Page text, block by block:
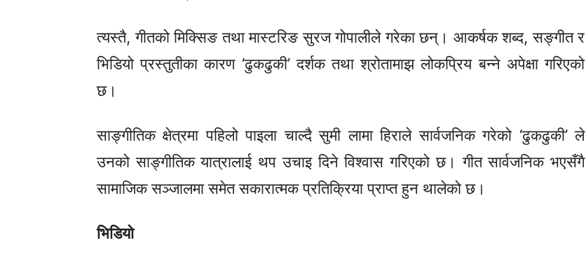
त्यस्तै, गीतको मिक्सिङ तथामास्टरिङ सुरजगोपालीले गरेका छन्। आकर्षक शब्द, सङ्गीत र
भिडियो प्रस्तुतीका कारण ‘ढुकढुकी’ दर्शक तथा श्रोतामाझ लोकप्रिय बन्ने अपेक्षा गरिएको
छ।
साङ्गीतिक क्षेत्रमा पहिलो पाइला चाल्दैसुमीलामा हिराले सार्वजनिक गरेको ‘ढुकढुकी’ ले
उनको साङ्गीतिक यात्रालाई थप उचाइ दिने विश्वास गरिएको छ। गीत सार्वजनिक भएसँगै
सामाजिक सञ्जालमा समेत सकारात्मक प्रतिक्रिया प्राप्त हुन थालेको छ।
भिडियो